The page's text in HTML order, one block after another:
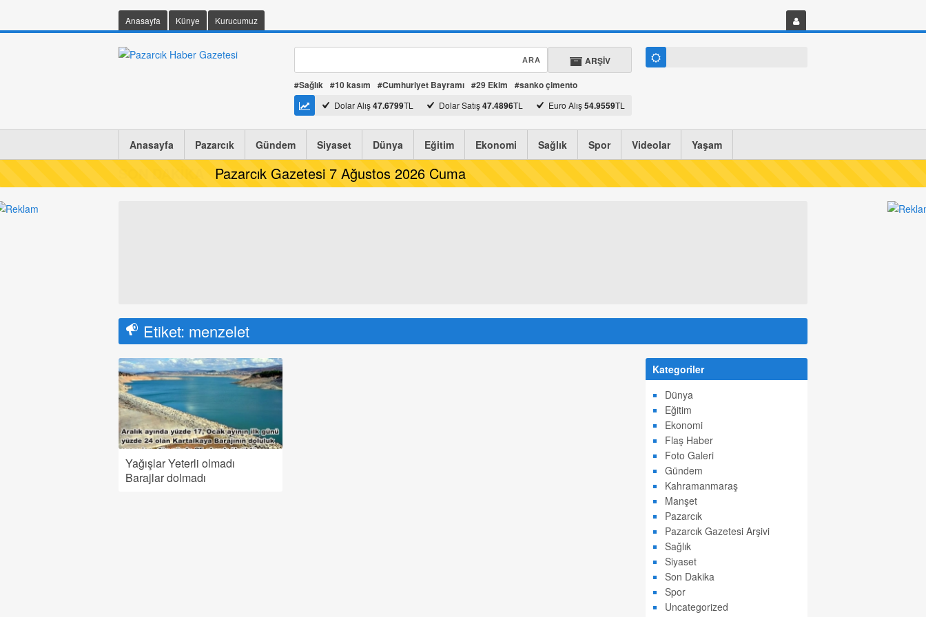
Anasayfa Künye Kurucumuz
ARŞİV
#Sağlık #10 kasım #Cumhuriyet Bayramı #29 Ekim #sanko çimento
Dolar Alış47.6799TL Dolar Satış47.4896TL Euro Alış54.9559TL
Anasayfa Pazarcık Gündem Siyaset Dünya Eğitim Ekonomi Sağlık Spor Videolar Yaşam
Pazarcık Gazetesi 7 Ağustos 2026 Cuma
Etiket: menzelet
Yağışlar Yeterli olmadı
Barajlar dolmadı
Kategoriler
Dünya
Eğitim
Ekonomi
Flaş Haber
Foto Galeri
Gündem
Kahramanmaraş
Manşet
Pazarcık
Pazarcık Gazetesi Arşivi
Sağlık
Siyaset
Son Dakika
Spor
Uncategorized